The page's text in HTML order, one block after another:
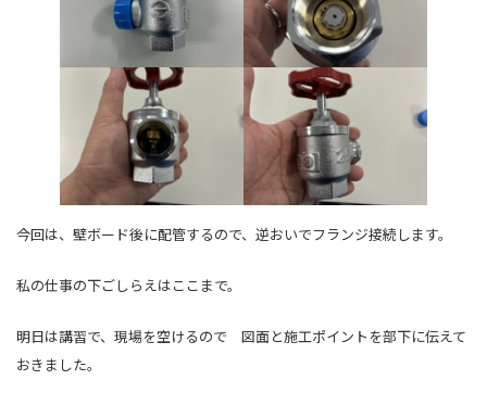
今回は、壁ボード後に配管するので、逆おいでフランジ接続します。
私の仕事の下ごしらえはここまで。
明日は講習で、現場を空けるので 図面と施工ポイントを部下に伝えて
おきました。